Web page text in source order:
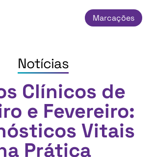
Marcações
Notícias
Clínicos de
e Fevereiro:
Vitais
Prática